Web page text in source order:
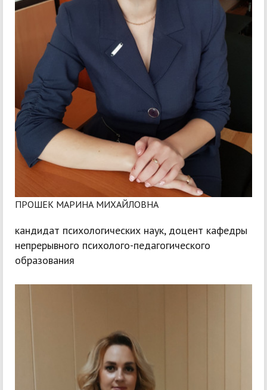
ПРОШЕК МАРИНА МИХАЙЛОВНА
кандидат психологических наук, доцент кафедры
непрерывного психолого-педагогического
образования